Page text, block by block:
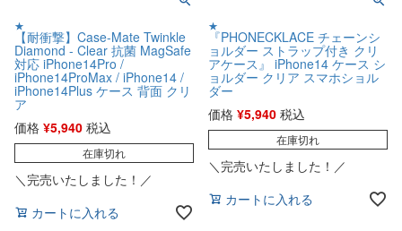
★
【耐衝撃】Case-Mate Twinkle
Diamond - Clear 抗菌 MagSafe
対応 iPhone14Pro /
iPhone14ProMax / iPhone14 /
iPhone14Plus ケース 背面 クリ
ア
価格 ¥5,940 税込
在庫切れ
＼完売いたしました！／
カートに入れる
★
『PHONECKLACE チェーンシ
ョルダー ストラップ付き クリ
アケース』 iPhone14 ケース シ
ョルダー クリア スマホショル
ダー
価格 ¥5,940 税込
在庫切れ
＼完売いたしました！／
カートに入れる